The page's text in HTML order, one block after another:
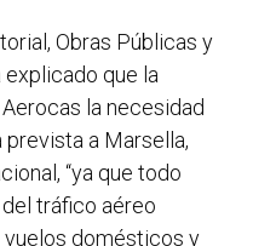
Obras Públicas y
explicado que la
la necesidad
a Marsella,
“ya que todo
tráfico aéreo
domésticos y